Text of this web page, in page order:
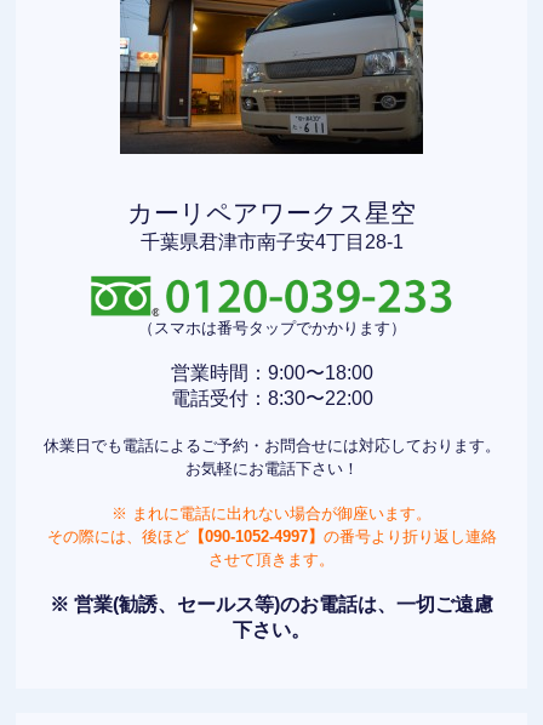
カーリペアワークス星空
千葉県君津市南子安4丁目28-1
（スマホは番号タップでかかります）
営業時間：9:00〜18:00
電話受付：8:30〜22:00
休業日でも電話によるご予約・お問合せには対応しております。
お気軽にお電話下さい！
※ まれに電話に出れない場合が御座います。
その際には、後ほど【090-1052-4997】 の番号より折り返し連絡
させて頂きます。
※ 営業(勧誘、セールス等)のお電話は、一切ご遠慮
下さい。